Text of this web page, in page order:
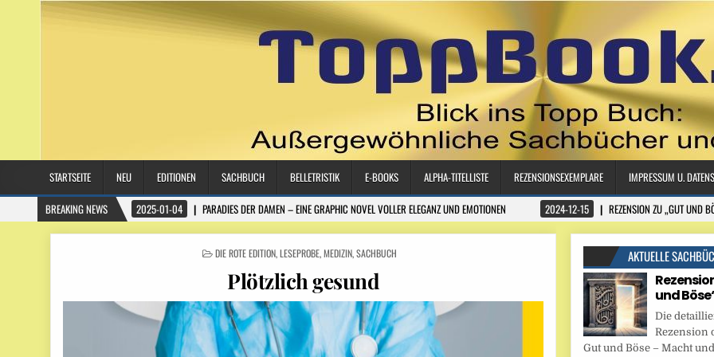
STARTSEITE NEU EDITIONEN SACHBUCH BELLETRISTIK E-BOOKS ALPHA-TITELLISTE REZENSIONSEXEMPLARE
IMPRESSUM U.
BREAKING NEWS
2025-01-04 PARADIES DER DAMEN – EINE GRAPHIC NOVEL VOLLER ELEGANZ UND EMOTIONEN 2024-12-15 REZENSION ZU „GUT UND
POSTED
DIE ROTE EDITION,LESEPROBE,MEDIZIN,SACHBUCH
Plötzlich gesund
AKTUELLE
und
Die
Rezension
Gut und Böse – Macht